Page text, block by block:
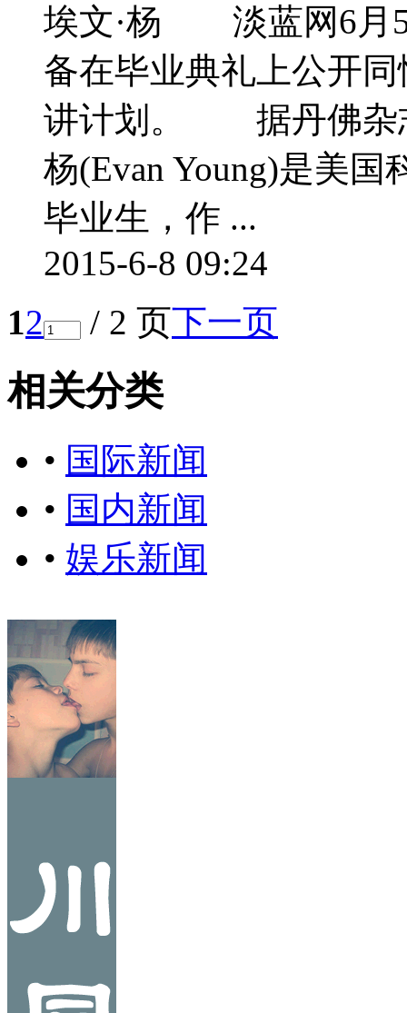
埃文·杨 淡蓝网6月5
备在毕业典礼上公开
讲计划。 据丹佛杂志
杨(Evan Young)是美
毕业生，作 ...
2015-6-8 09:24
12 / 2 页下一页
相关分类
• 国际新闻
• 国内新闻
• 娱乐新闻